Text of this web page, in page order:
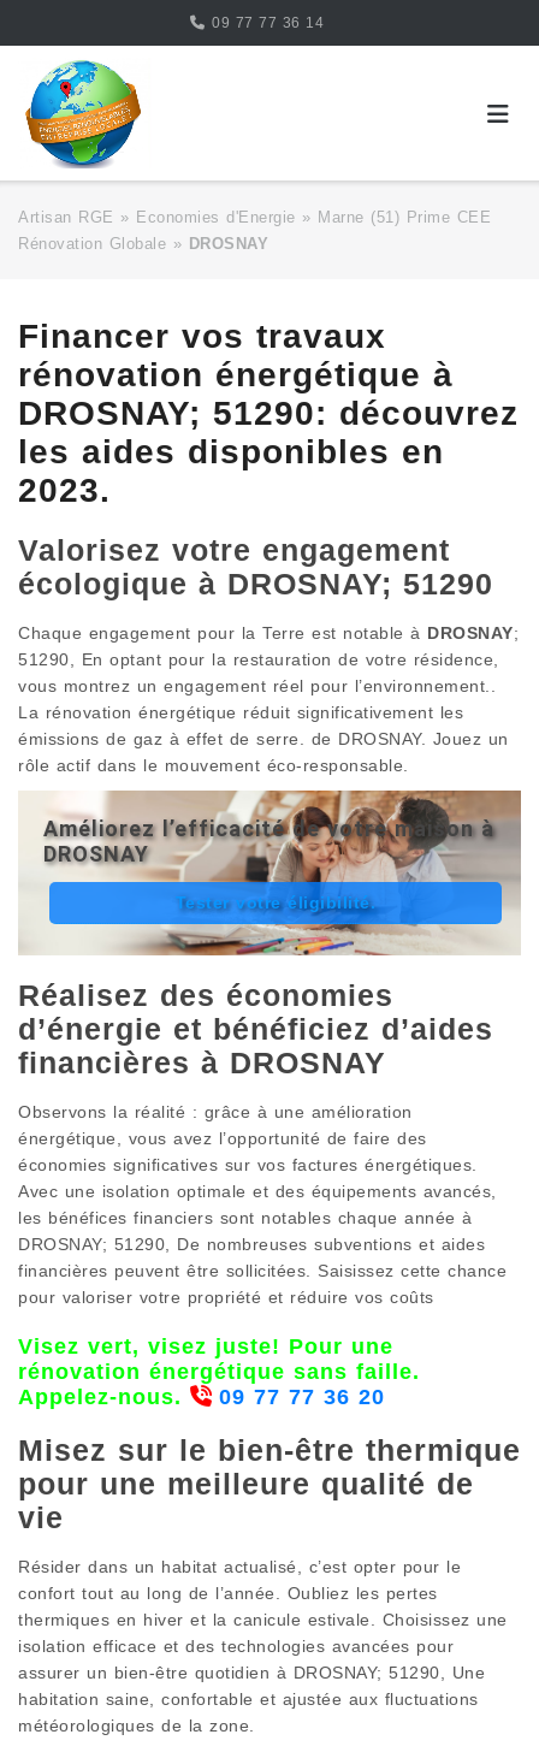
content
09 77 77 36 14
Artisan RGE » Economies d'Energie » Marne (51) Prime CEE
Rénovation Globale » DROSNAY
Financer vos travaux
rénovation énergétique à
DROSNAY; 51290: découvrez
les aides disponibles en
2023.
Valorisez votre engagement
écologique à DROSNAY; 51290
Chaque engagement pour la Terre est notable à DROSNAY;
51290, En optant pour la restauration de votre résidence,
vous montrez un engagement réel pour l’environnement..
La rénovation énergétique réduit significativement les
émissions de gaz à effet de serre. de DROSNAY. Jouez un
rôle actif dans le mouvement éco-responsable.
Améliorez l’efficacité de votre maison à
DROSNAY
Tester votre éligibilité.
Réalisez des économies
d’énergie et bénéficiez d’aides
financières à DROSNAY
Observons la réalité : grâce à une amélioration
énergétique, vous avez l’opportunité de faire des
économies significatives sur vos factures énergétiques.
Avec une isolation optimale et des équipements avancés,
les bénéfices financiers sont notables chaque année à
DROSNAY; 51290, De nombreuses subventions et aides
financières peuvent être sollicitées. Saisissez cette chance
pour valoriser votre propriété et réduire vos coûts
Visez vert, visez juste! Pour une
rénovation énergétique sans faille.
Appelez-nous.
09 77 77 36 20
Misez sur le bien-être thermique
pour une meilleure qualité de
vie
Résider dans un habitat actualisé, c’est opter pour le
confort tout au long de l’année. Oubliez les pertes
thermiques en hiver et la canicule estivale. Choisissez une
isolation efficace et des technologies avancées pour
assurer un bien-être quotidien à DROSNAY; 51290, Une
habitation saine, confortable et ajustée aux fluctuations
météorologiques de la zone.